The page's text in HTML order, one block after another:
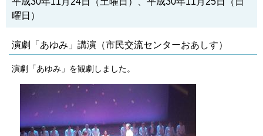
曜日）
演劇「あゆみ」講演（市民交流センターおあしす）
演劇「あゆみ」を観劇しました。